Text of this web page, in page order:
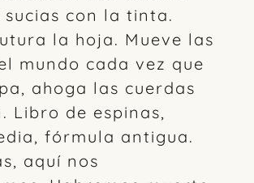
sucias con la tinta.
la hoja. Mueve las
mundo cada vez que
ahoga las cuerdas
Libro de espinas,
fórmula antigua.
aquí nos